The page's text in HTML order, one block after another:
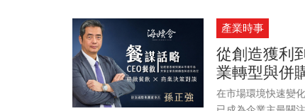
產業時事
從創造獲利
業轉型與併
在市場環境快速變